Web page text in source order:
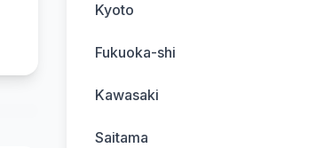
Kyoto
Fukuoka-shi
Kawasaki
Saitama